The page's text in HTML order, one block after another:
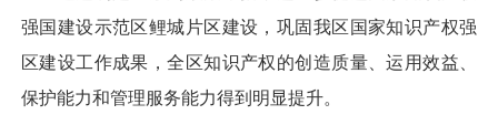
强国建设示范区鲤城片区建设，巩固我区国家知识产权强
区建设工作成果，全区知识产权的创造质量、运用效益、
保护能力和管理服务能力得到明显提升。